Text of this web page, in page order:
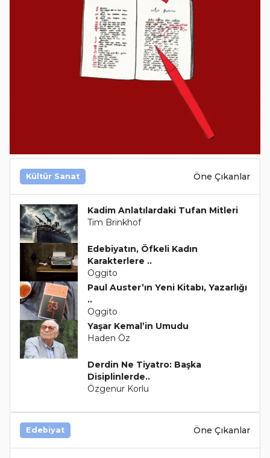
Kültür Sanat Öne Çıkanlar
Kadim Anlatılardaki Tufan Mitleri
Tim Brinkhof
Edebiyatın, Öfkeli Kadın
Karakterlere ..
Oggito
Paul Auster’ın Yeni Kitabı, Yazarlığı
..
Oggito
Yaşar Kemal’in Umudu
Haden Öz
Derdin Ne Tiyatro: Başka
Disiplinlerde..
Özgenur Korlu
Edebiyat Öne Çıkanlar